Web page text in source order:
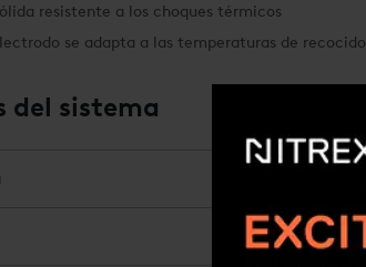
resistente a los choques térmicos
se adapta a las temperaturas de recocido
del sistema